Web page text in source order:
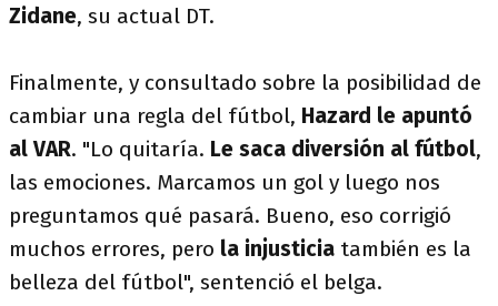
Zidane, su actual DT.
Finalmente, y consultado sobre la posibilidad de
cambiar una regla del fútbol, Hazard le apuntó
al VAR. "Lo quitaría. Le saca diversión al fútbol, ​​
las emociones. Marcamos un gol y luego nos
preguntamos qué pasará. Bueno, eso corrigió
muchos errores, pero la injusticia también es la
belleza del fútbol", sentenció el belga.